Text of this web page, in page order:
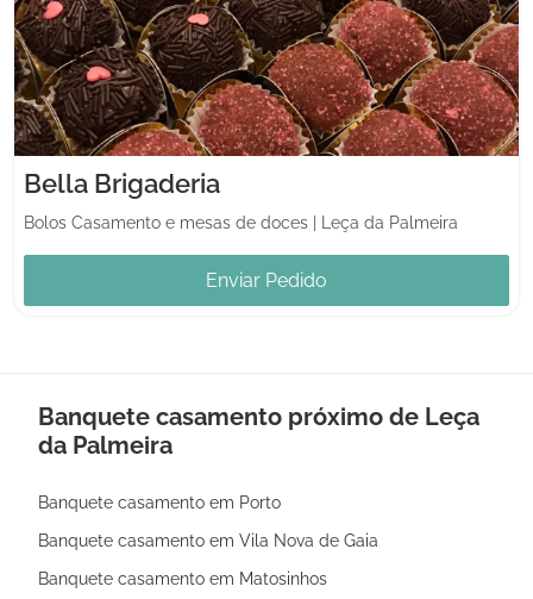
Bella Brigaderia
Bolos Casamento e mesas de doces Leça da Palmeira
Enviar Pedido
Banquete casamento próximo de Leça
da Palmeira
Banquete casamento em Porto
Banquete casamento em Vila Nova de Gaia
Banquete casamento em Matosinhos